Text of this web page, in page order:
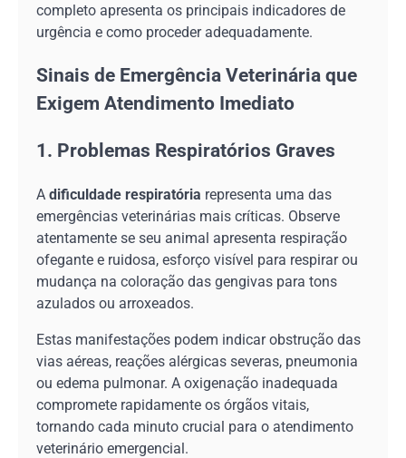
completo apresenta os principais indicadores de
urgência e como proceder adequadamente.
Sinais de Emergência Veterinária que
Exigem Atendimento Imediato
1. Problemas Respiratórios Graves
A dificuldade respiratória representa uma das
emergências veterinárias mais críticas. Observe
atentamente se seu animal apresenta respiração
ofegante e ruidosa, esforço visível para respirar ou
mudança na coloração das gengivas para tons
azulados ou arroxeados.
Estas manifestações podem indicar obstrução das
vias aéreas, reações alérgicas severas, pneumonia
ou edema pulmonar. A oxigenação inadequada
compromete rapidamente os órgãos vitais,
tornando cada minuto crucial para o atendimento
veterinário emergencial.